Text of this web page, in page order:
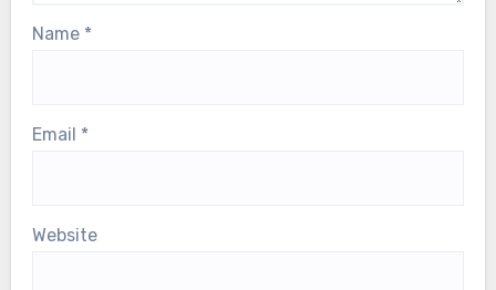
Name *
Email *
Website